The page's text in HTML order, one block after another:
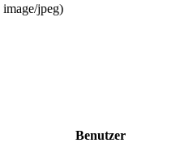
image/jpeg)
Benutzer